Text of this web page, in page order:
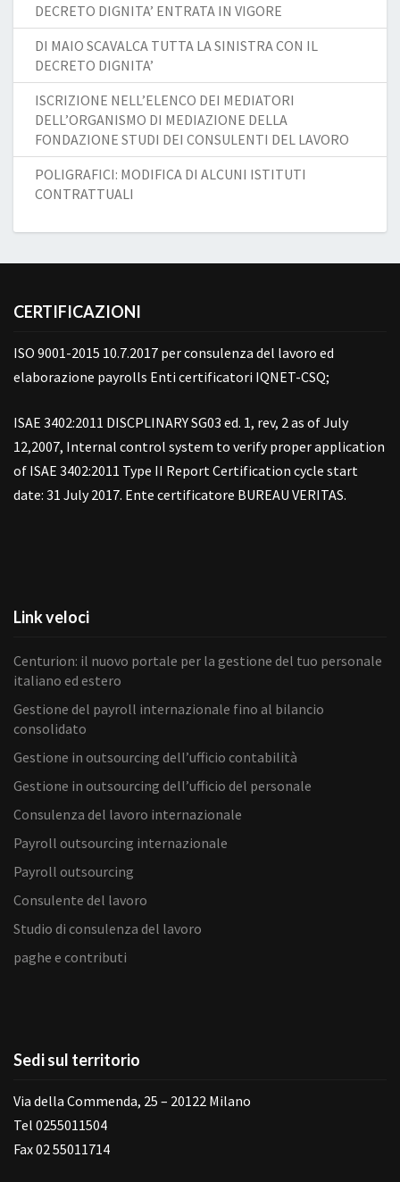
DECRETO DIGNITA’ ENTRATA IN VIGORE
DI MAIO SCAVALCA TUTTA LA SINISTRA CON IL
DECRETO DIGNITA’
ISCRIZIONE NELL’ELENCO DEI MEDIATORI
DELL’ORGANISMO DI MEDIAZIONE DELLA
FONDAZIONE STUDI DEI CONSULENTI DEL LAVORO
POLIGRAFICI: MODIFICA DI ALCUNI ISTITUTI
CONTRATTUALI
CERTIFICAZIONI
ISO 9001-2015 10.7.2017 per consulenza del lavoro ed
elaborazione payrolls Enti certificatori IQNET-CSQ;
ISAE 3402:2011 DISCPLINARY SG03 ed. 1, rev, 2 as of July
12,2007, Internal control system to verify proper application
of ISAE 3402:2011 Type II Report Certification cycle start
date: 31 July 2017. Ente certificatore BUREAU VERITAS.
Link veloci
Centurion: il nuovo portale per la gestione del tuo personale
italiano ed estero
Gestione del payroll internazionale fino al bilancio
consolidato
Gestione in outsourcing dell’ufficio contabilità
Gestione in outsourcing dell’ufficio del personale
Consulenza del lavoro internazionale
Payroll outsourcing internazionale
Payroll outsourcing
Consulente del lavoro
Studio di consulenza del lavoro
paghe e contributi
Sedi sul territorio
Via della Commenda, 25 – 20122 Milano
Tel 0255011504
Fax 02 55011714